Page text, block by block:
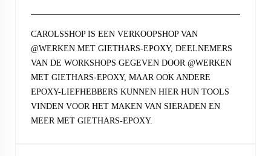
CAROLSSHOP IS EEN VERKOOPSHOP VAN
@WERKEN MET GIETHARS-EPOXY, DEELNEMERS
VAN DE WORKSHOPS GEGEVEN DOOR @WERKEN
MET GIETHARS-EPOXY, MAAR OOK ANDERE
EPOXY-LIEFHEBBERS KUNNEN HIER HUN TOOLS
VINDEN VOOR HET MAKEN VAN SIERADEN EN
MEER MET GIETHARS-EPOXY.